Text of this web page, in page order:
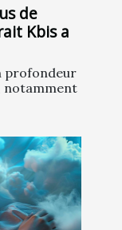
de
Kbis a
profondeur
notamment